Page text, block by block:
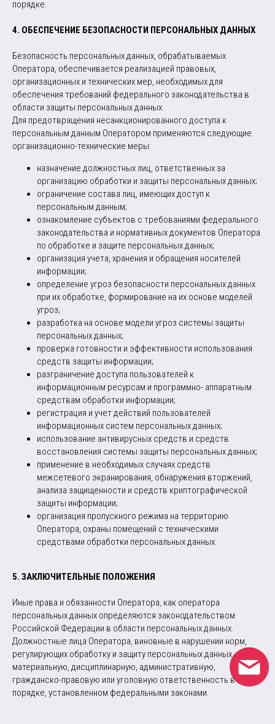
порядке.
4. ОБЕСПЕЧЕНИЕ БЕЗОПАСНОСТИ ПЕРСОНАЛЬНЫХ ДАННЫХ
Безопасность персональных данных, обрабатываемых
Оператора, обеспечивается реализацией правовых,
организационных и технических мер, необходимых для
обеспечения требований федерального законодательства в
области защиты персональных данных.
Для предотвращения несанкционированного доступа к
персональным данным Оператором применяются следующие
организационно-технические меры:
назначение должностных лиц, ответственных за
организацию обработки и защиты персональных данных;
ограничение состава лиц, имеющих доступ к
персональным данным;
ознакомление субъектов с требованиями федерального
законодательства и нормативных документов Оператора
по обработке и защите персональных данных;
организация учета, хранения и обращения носителей
информации;
определение угроз безопасности персональных данных
при их обработке, формирование на их основе моделей
угроз;
разработка на основе модели угроз системы защиты
персональных данных;
проверка готовности и эффективности использования
средств защиты информации;
разграничение доступа пользователей к
информационным ресурсам и программно- аппаратным
средствам обработки информации;
регистрация и учет действий пользователей
информационных систем персональных данных;
использование антивирусных средств и средств
восстановления системы защиты персональных данных;
применение в необходимых случаях средств
межсетевого экранирования, обнаружения вторжений,
анализа защищенности и средств криптографической
защиты информации;
организация пропускного режима на территорию
Оператора, охраны помещений с техническими
средствами обработки персональных данных.
5. ЗАКЛЮЧИТЕЛЬНЫЕ ПОЛОЖЕНИЯ
Иные права и обязанности Оператора, как оператора
персональных данных определяются законодательством
Российской Федерации в области персональных данных.
Должностные лица Оператора, виновные в нарушении норм,
регулирующих обработку и защиту персональных данных, несут
материальную, дисциплинарную, административную,
гражданско-правовую или уголовную ответственность в
порядке, установленном федеральными законами.